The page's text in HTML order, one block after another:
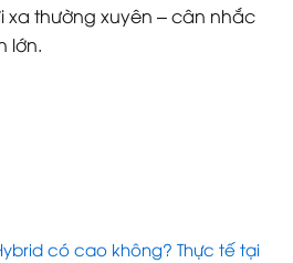
xa thường xuyên – cân nhắc
lớn.
có cao không? Thực tế tại